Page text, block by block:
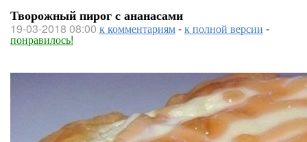
Творожный пирог с ананасами
19-03-2018 08:00 к комментариям-к полной версии -
понравилось!